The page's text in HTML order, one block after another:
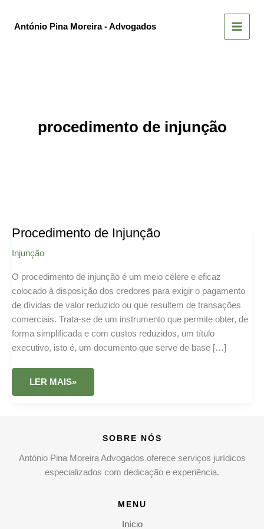
António Pina Moreira - Advogados
procedimento de injunção
Procedimento de Injunção
Injunção
O procedimento de injunção é um meio célere e eficaz
colocado à disposição dos credores para exigir o pagamento
de dívidas de valor reduzido ou que resultem de transações
comerciais. Trata-se de um instrumento que permite obter, de
forma simplificada e com custos reduzidos, um título
executivo, isto é, um documento que serve de base […]
PROCEDIMENTO
INJUNÇÃO
LER MAIS»
SOBRE NÓS
António Pina Moreira Advogados oferece serviços jurídicos
especializados com dedicação e experiência.
MENU
Início